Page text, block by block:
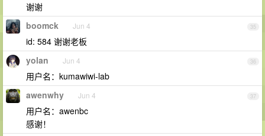
谢谢
35
boomck Jun 4
id: 584 谢谢老板
36
yolan Jun 4
用户名：kumawiwi-lab
37
awenwhy Jun 4
用户名：awenbc
感谢！